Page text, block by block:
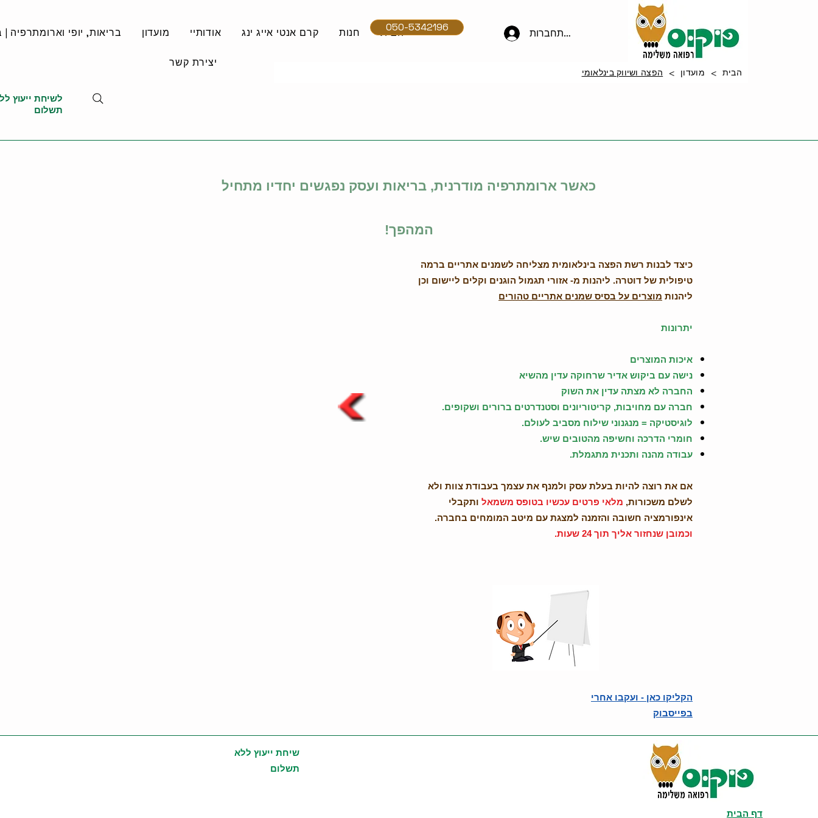
הבית חנות קרם אנטי אייג ינג אודותיי מועדון בריאות, יופי וארומתרפיה |
יצירת קשר
לשיחת ייעוץ
תשלום
להתחברות
הבית > מועדון > הפצה ושיווק בינלאומי
050-5342196
כאשר ארומתרפיה מודרנית, בריאות ועסק נפגשים יחדיו מתחיל
המהפך!
כיצד לבנות רשת הפצה בינלאומית מצליחה לשמנים אתריים ברמה
טיפולית של דוטרה. ליהנות מ- אזורי תגמול הוגנים וקלים ליישום וכן
ליהנות מוצרים על בסיס שמנים אתריים טהורים
יתרונות
איכות המוצרים
נישה עם ביקוש אדיר שרחוקה עדין מהשיא
החברה לא מצתה עדין את השוק
חברה עם מחויבות, קריטוריונים וסטנדרטים ברורים ושקופים.
לוגיסטיקה = מנגנוני שילוח מסביב לעולם.
חומרי הדרכה וחשיפה מהטובים שיש.
עבודה מהנה ותכנית מתגמלת.
אם את רוצה להיות בעלת עסק ולמנף את עצמך בעבודת צוות ולא
לשלם משכורות, מלאי פרטים עכשיו בטופס משמאל ותקבלי
אינפורמציה חשובה והזמנה למצגת עם מיטב המומחים בחברה.
וכמובן שנחזור אליך תוך 24 שעות.
הקליקו כאן - ועקבו אחרי
בפייסבוק
שיחת ייעוץ ללא
תשלום
דף הבית